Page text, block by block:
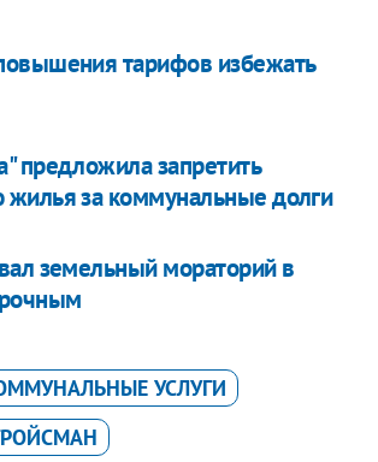
тарифов избежать
предложила запретить
за коммунальные долги
земельный мораторий в
УСЛУГИ